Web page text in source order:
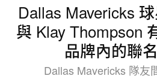
Dallas Mavericks
與 Klay Thompson
品牌內的聯
Dallas Mavericks 隊友